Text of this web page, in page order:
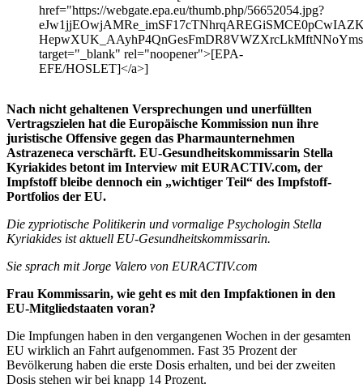
href="https://webgate.epa.eu/thumb.php/56652054.jpg?
target="_blank" rel="noopener">[EPA-
EFE/HOSLET]</a>]
Nach nicht gehaltenen Versprechungen und unerfüllten
Vertragszielen hat die Europäische Kommission nun ihre
juristische Offensive gegen das Pharmaunternehmen
Astrazeneca verschärft. EU-Gesundheitskommissarin Stella
Kyriakides betont im Interview mit EURACTIV.com, der
Impfstoff bleibe dennoch ein „wichtiger Teil“ des Impfstoff-
Portfolios der EU.
Die zypriotische Politikerin und vormalige Psychologin Stella
Kyriakides ist aktuell EU-Gesundheitskommissarin.
Sie sprach mit Jorge Valero von EURACTIV.com
Frau Kommissarin, wie geht es mit den Impfaktionen in den
EU-Mitgliedstaaten voran?
Die Impfungen haben in den vergangenen Wochen in der gesamten
EU wirklich an Fahrt aufgenommen. Fast 35 Prozent der
Bevölkerung haben die erste Dosis erhalten, und bei der zweiten
Dosis stehen wir bei knapp 14 Prozent.